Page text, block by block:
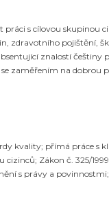
s cílovou
zdravotního pojištění,
znalostí
zaměřením na
kvality; přímá
Zákon č. 325/
s právy a